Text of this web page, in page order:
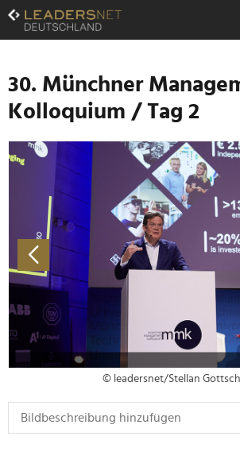
Zum
Inhalt
Zur
Navigation
Zur
Hauptnavigation
30. Münchner
Kolloquium / Tag 2
© leadersnet/Stellan